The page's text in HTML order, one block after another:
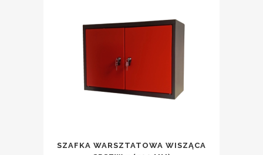
SZAFKA WARSZTATOWA WISZĄCA